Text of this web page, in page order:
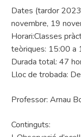
Dates (tardor
novembre, 19
Horari:Classes
teòriques: 15:00 a
Durada total: 47
Lloc de trobada:
Professor: Arnau
Continguts: